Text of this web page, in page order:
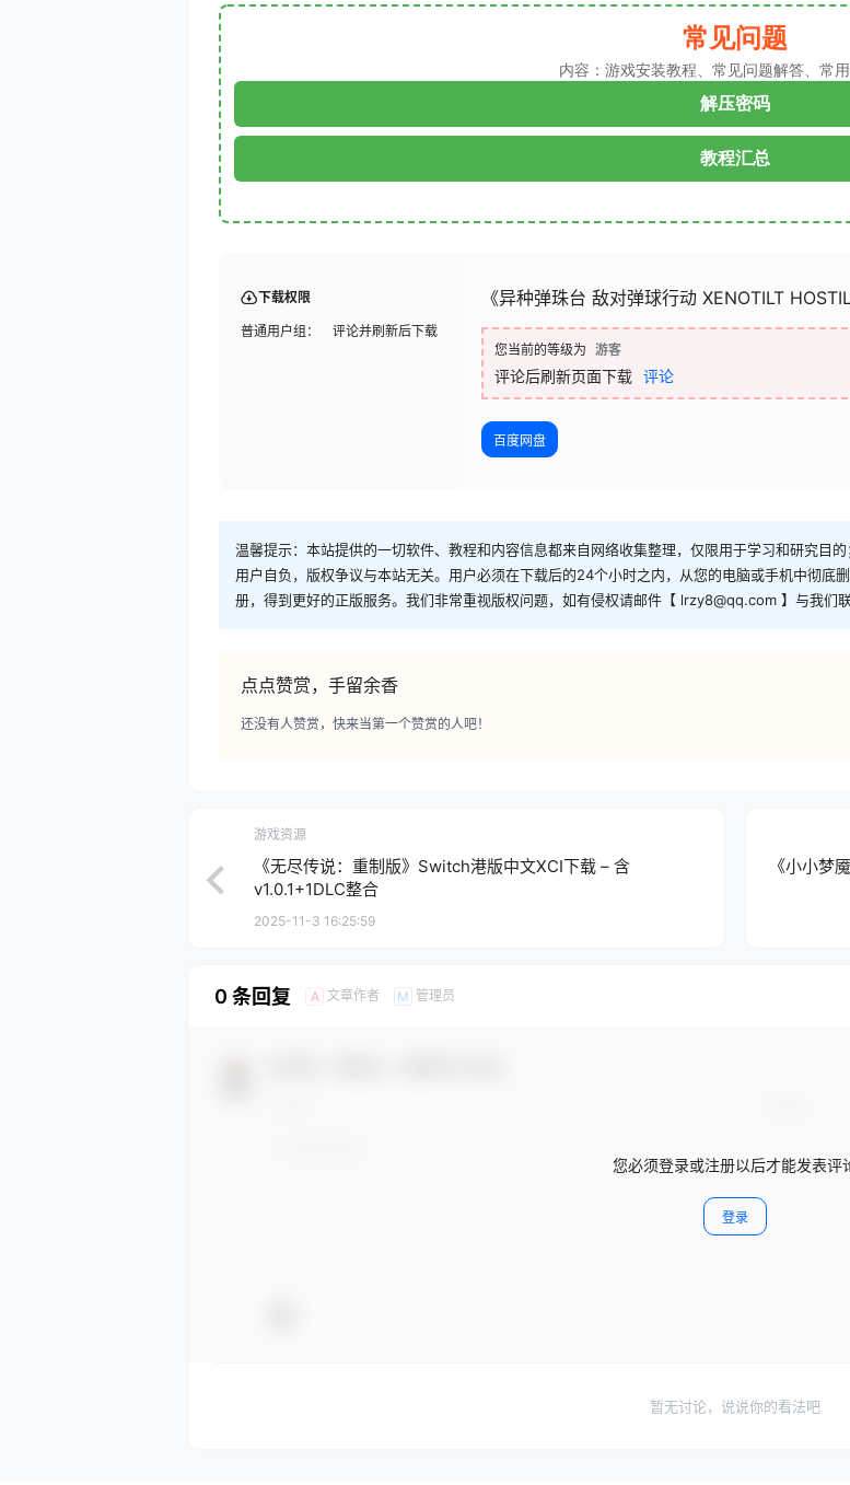
常见问题
内容：游戏安装教程、常见问题解答、常
解压密码
教程汇总
下载权限
普通用户组： 评论并刷新后下载
《异种弹珠台 敌对弹球行动 XENOTILT
您当前的等级为 游客
评论后刷新页面下载 评论
百度网盘
温馨提示：本站提供的一切软件、教程和内容信息都来自网络收集整理，仅限用于学习和研究目
用户自负，版权争议与本站无关。用户必须在下载后的24个小时之内，从您的电脑或手机中彻底
册，得到更好的正版服务。我们非常重视版权问题，如有侵权请邮件【 lrzy8@qq.com 】与我们联
点点赞赏，手留余香
还没有人赞赏，快来当第一个赞赏的人吧！
游戏资源
《无尽传说：重制版》Switch港版中文XCI下载 – 含
v1.0.1+1DLC整合
2025-11-3 16:25:59
《小小梦
0 条回复 A 文章作者 M 管理员
您必须登录或注册以后才能发表评
登录
暂无讨论，说说你的看法吧